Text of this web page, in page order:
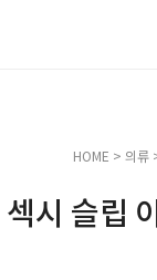
HOME > 의류
시 슬립